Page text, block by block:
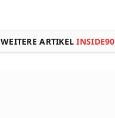
WEITERE ARTIKELINSIDE90